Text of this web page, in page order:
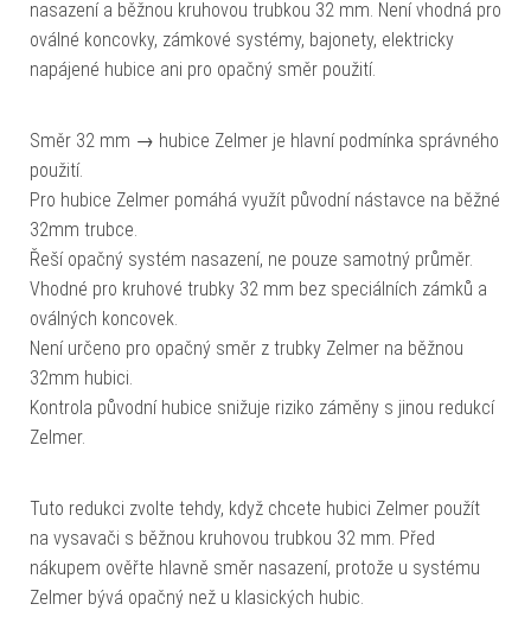
nasazení a běžnou kruhovou trubkou 32 mm. Není vhodná pro
oválné koncovky, zámkové systémy, bajonety, elektricky
napájené hubice ani pro opačný směr použití.
Směr 32 mm → hubice Zelmer je hlavní podmínka správného
použití.
Pro hubice Zelmer pomáhá využít původní nástavce na běžné
32mm trubce.
Řeší opačný systém nasazení, ne pouze samotný průměr.
Vhodné pro kruhové trubky 32 mm bez speciálních zámků a
oválných koncovek.
Není určeno pro opačný směr z trubky Zelmer na běžnou
32mm hubici.
Kontrola původní hubice snižuje riziko záměny s jinou redukcí
Zelmer.
Tuto redukci zvolte tehdy, když chcete hubici Zelmer použít
na vysavači s běžnou kruhovou trubkou 32 mm. Před
nákupem ověřte hlavně směr nasazení, protože u systému
Zelmer bývá opačný než u klasických hubic.